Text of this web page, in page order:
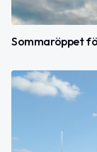
Sommaröppet